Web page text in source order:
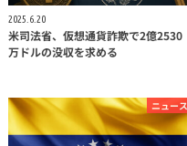
2025.6.20
米司法省、仮想通貨詐欺で2億2530
万ドルの没収を求める
ニュース